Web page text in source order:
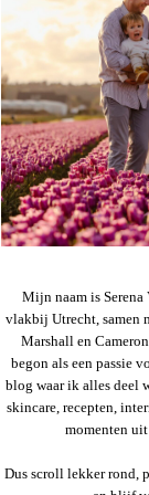
Mijn naam is
vlakbij Utrecht, samen
Marshall en
begon als een passie
blog waar ik alles deel
skincare, recepten,
momenten
Dus scroll lekker rond,